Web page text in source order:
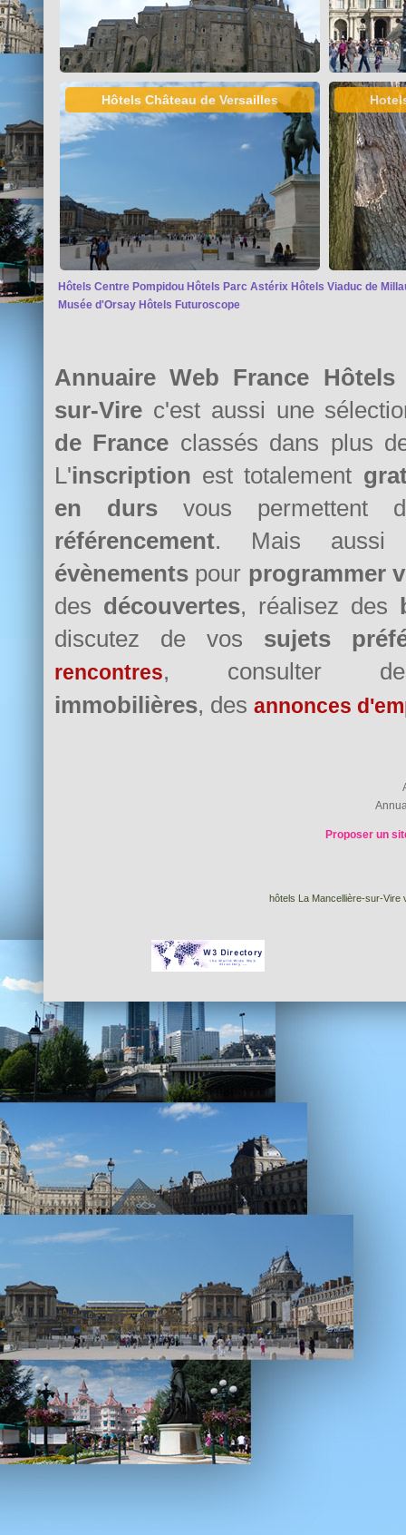
Hôtels Château de Versailles
Hôtels Centre Pompidou Hôtels Parc Astérix Hôtels Viaduc de
Musée d'Orsay Hôtels Futuroscope
Annuaire Web France Hôtels
sur-Vire c'est aussi une
de France classés dans plus
L'inscription est totalement
en durs vous permettent
référencement. Mais
évènements pour programmer
des découvertes, réalisez des
discutez de vos sujets
rencontres, consulter
immobilières, des annonces
Proposer un
hôtels La Mancellière-sur-Vire